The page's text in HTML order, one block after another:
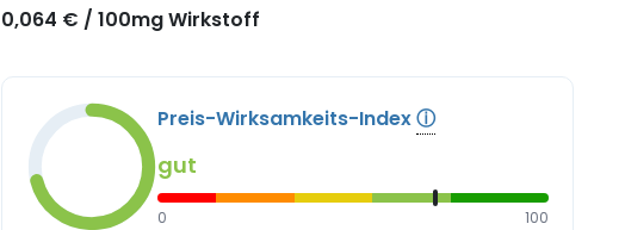
0,064 € / 100mg Wirkstoff
Preis-Wirksamkeits-Indexⓘ
gut
0 100